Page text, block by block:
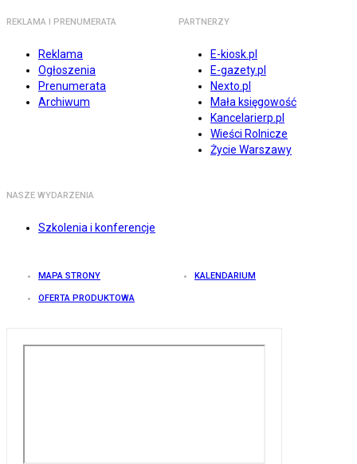
REKLAMA I PRENUMERATA
Reklama
Ogłoszenia
Prenumerata
Archiwum
PARTNERZY
E-kiosk.pl
E-gazety.pl
Nexto.pl
Mała księgowość
Kancelarierp.pl
Wieści Rolnicze
Życie Warszawy
NASZE WYDARZENIA
Szkolenia i konferencje
MAPA STRONY KALENDARIUM
OFERTA PRODUKTOWA